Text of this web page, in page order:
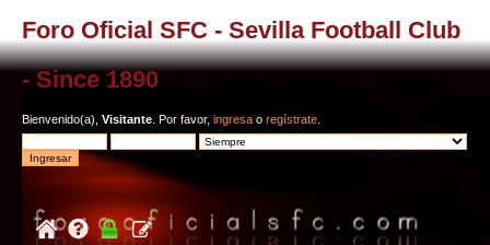
Foro Oficial SFC - Sevilla Football Club
- Since 1890
Bienvenido(a), Visitante . Por favor, ingresa o regístrate